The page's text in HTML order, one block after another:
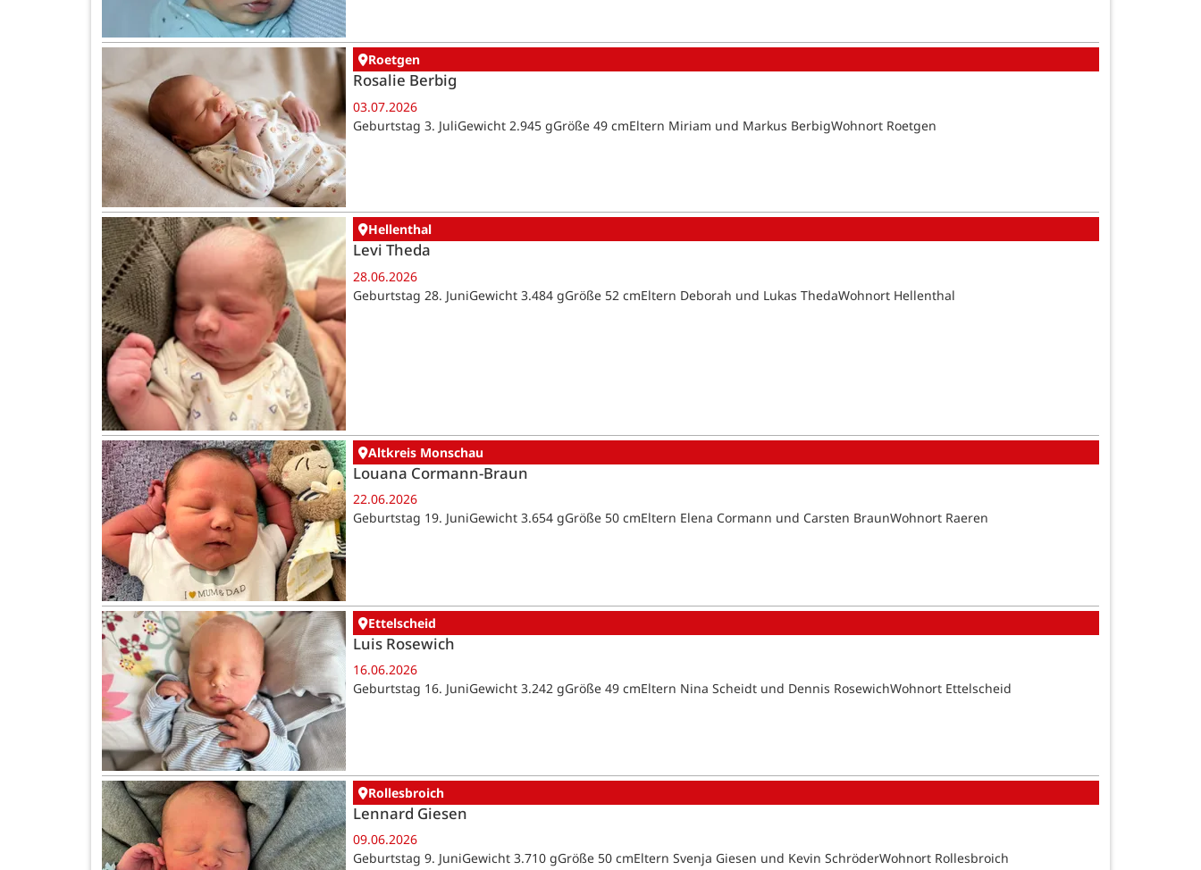
Roetgen
Rosalie Berbig
03.07.2026
Geburtstag 3. JuliGewicht 2.945 gGröße 49 cmEltern Miriam und Markus BerbigWohnort Roetgen
Hellenthal
Levi Theda
28.06.2026
Geburtstag 28. JuniGewicht 3.484 gGröße 52 cmEltern Deborah und Lukas ThedaWohnort Hellenthal
Altkreis Monschau
Louana Cormann-Braun
22.06.2026
Geburtstag 19. JuniGewicht 3.654 gGröße 50 cmEltern Elena Cormann und Carsten BraunWohnort Raeren
Ettelscheid
Luis Rosewich
16.06.2026
Geburtstag 16. JuniGewicht 3.242 gGröße 49 cmEltern Nina Scheidt und Dennis RosewichWohnort Ettelscheid
Rollesbroich
Lennard Giesen
09.06.2026
Geburtstag 9. JuniGewicht 3.710 gGröße 50 cmEltern Svenja Giesen und Kevin SchröderWohnort Rollesbroich